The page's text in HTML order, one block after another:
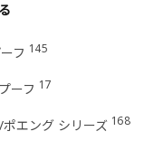
フ 145
ーフ 17
エング シリーズ 168